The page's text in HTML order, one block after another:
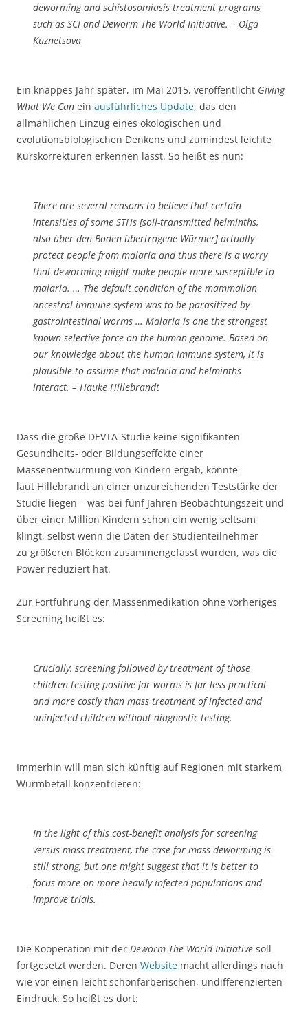
deworming and schistosomiasis treatment programs
such as SCI and Deworm The World Initiative. – Olga
Kuznetsova
Ein knappes Jahr später, im Mai 2015, veröffentlicht Giving
What We Can ein ausführliches Update, das den
allmählichen Einzug eines ökologischen und
evolutionsbiologischen Denkens und zumindest leichte
Kurskorrekturen erkennen lässt. So heißt es nun:
There are several reasons to believe that certain
intensities of some STHs [soil-transmitted helminths,
also über den Boden übertragene Würmer] actually
protect people from malaria and thus there is a worry
that deworming might make people more susceptible to
malaria. … The default condition of the mammalian
ancestral immune system was to be parasitized by
gastrointestinal worms … Malaria is one the strongest
known selective force on the human genome. Based on
our knowledge about the human immune system, it is
plausible to assume that malaria and helminths
interact. – Hauke Hillebrandt
Dass die große DEVTA-Studie keine signifikanten
Gesundheits- oder Bildungseffekte einer
Massenentwurmung von Kindern ergab, könnte
laut Hillebrandt an einer unzureichenden Teststärke der
Studie liegen – was bei fünf Jahren Beobachtungszeit und
über einer Million Kindern schon ein wenig seltsam
klingt, selbst wenn die Daten der Studienteilnehmer
zu größeren Blöcken zusammengefasst wurden, was die
Power reduziert hat.
Zur Fortführung der Massenmedikation ohne vorheriges
Screening heißt es:
Crucially, screening followed by treatment of those
children testing positive for worms is far less practical
and more costly than mass treatment of infected and
uninfected children without diagnostic testing.
Immerhin will man sich künftig auf Regionen mit starkem
Wurmbefall konzentrieren:
In the light of this cost-benefit analysis for screening
versus mass treatment, the case for mass deworming is
still strong, but one might suggest that it is better to
focus more on more heavily infected populations and
improve trials.
Die Kooperation mit der Deworm The World Initiative soll
fortgesetzt werden. Deren Website macht allerdings nach
wie vor einen leicht schönfärberischen, undifferenzierten
Eindruck. So heißt es dort: